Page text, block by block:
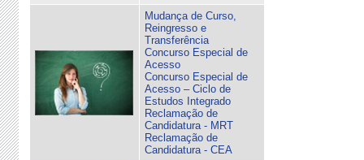
Mudança de Curso,
Reingresso e
Transferência
Concurso Especial de
Acesso
Concurso Especial de
Acesso – Ciclo de
Estudos Integrado
Reclamação de
Candidatura - MRT
Reclamação de
Candidatura - CEA